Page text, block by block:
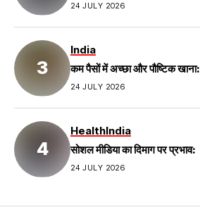
24 JULY 2026
India
कम पैसों में अच्छा और पौष्टिक खाना:
24 JULY 2026
HealthIndia
सोशल मीडिया का दिमाग पर प्रभाव:
24 JULY 2026